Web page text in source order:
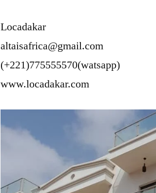
Locadakar
altaisafrica@gmail.com
(+221)775555570(watsapp)
www.locadakar.com